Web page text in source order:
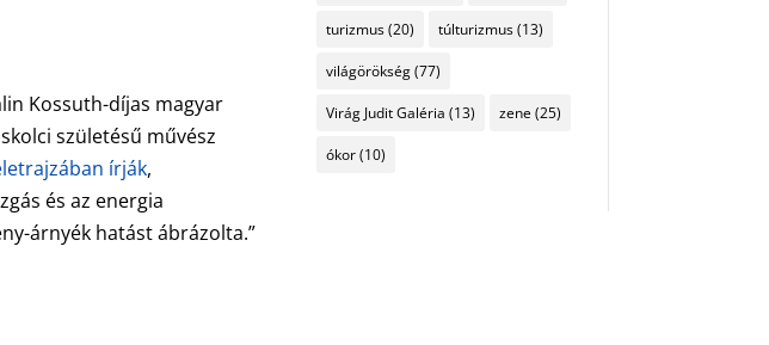
Kossuth-díjas magyar
születésű művész
írják,
és az energia
árnyék hatást ábrázolta.”
turizmus(20) túlturizmus(13)
világörökség(77)
Virág Judit Galéria (13) zene (25)
ókor(10)